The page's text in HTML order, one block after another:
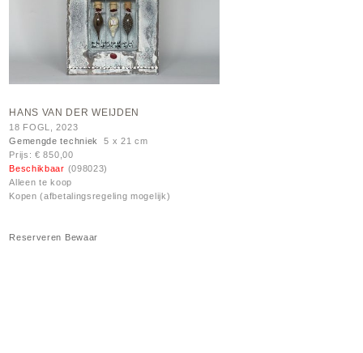
HANS VAN DER WEIJDEN
18 FOGL, 2023
Gemengde techniek 5 x 21 cm
Prijs: € 850,00
Beschikbaar (098023)
Alleen te koop
Kopen (afbetalingsregeling mogelijk)
Reserveren Bewaar